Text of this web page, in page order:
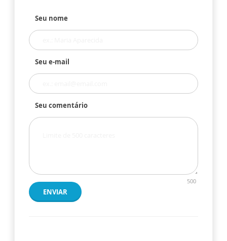
Seu nome
Seu e-mail
Seu comentário
500
ENVIAR